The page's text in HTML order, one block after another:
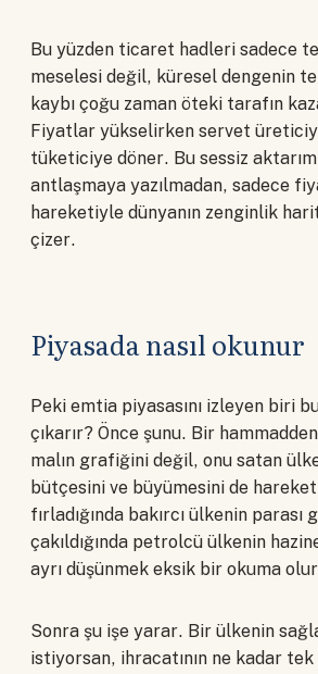
Bu yüzden ticaret hadleri sadece
meselesi değil, küresel dengenin
kaybı çoğu zaman öteki tarafın
Fiyatlar yükselirken servet
tüketiciye döner. Bu sessiz
antlaşmaya yazılmadan, sadece
hareketiyle dünyanın zenginlik
çizer.
Piyasada nasıl okunur
Peki emtia piyasasını izleyen biri
çıkarır? Önce şunu. Bir
malın grafiğini değil, onu satan
bütçesini ve büyümesini de
fırladığında bakırcı ülkenin
çakıldığında petrolcü ülkenin
ayrı düşünmek eksik bir okuma
Sonra şu işe yarar. Bir ülkenin
istiyorsan, ihracatının ne kadar